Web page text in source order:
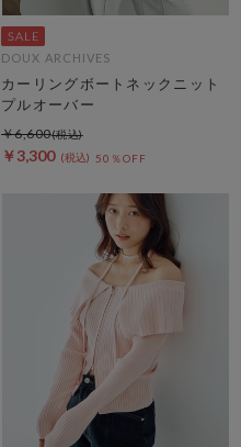
DOUX ARCHIVES
カーリングボートネックニット
プルオーバー
￥3,300 50％OFF
￥6,600